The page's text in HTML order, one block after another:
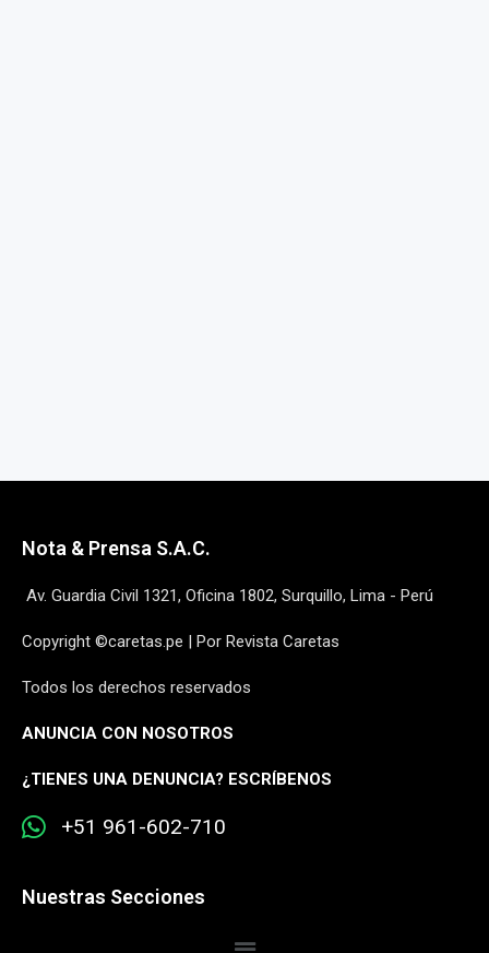
Nota & Prensa S.A.C.
Av. Guardia Civil 1321, Oficina 1802, Surquillo, Lima - Perú
Copyright ©caretas.pe | Por Revista Caretas
Todos los derechos reservados
ANUNCIA CON NOSOTROS
¿TIENES UNA DENUNCIA? ESCRÍBENOS
+51 961-602-710
Nuestras Secciones